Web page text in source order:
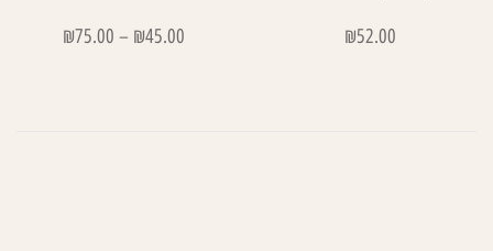
₪52.00
₪45.00
–
₪75.00